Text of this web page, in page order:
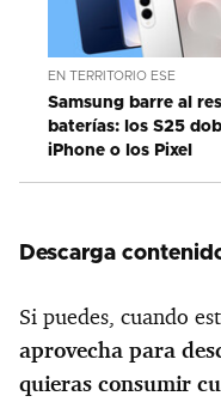
EN TERRITORIO ESE
Samsung barre al
baterías: los S25
iPhone o los Pixel
Descarga
Si puedes, cuando
aprovecha para
quieras consumir